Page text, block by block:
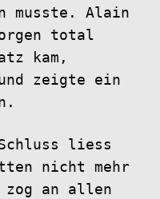
musste. Alain
total
kam,
zeigte ein
liess
nicht mehr
an allen